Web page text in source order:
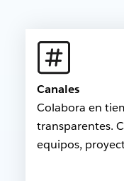
Canales
Colabora en
transparentes.
equipos,